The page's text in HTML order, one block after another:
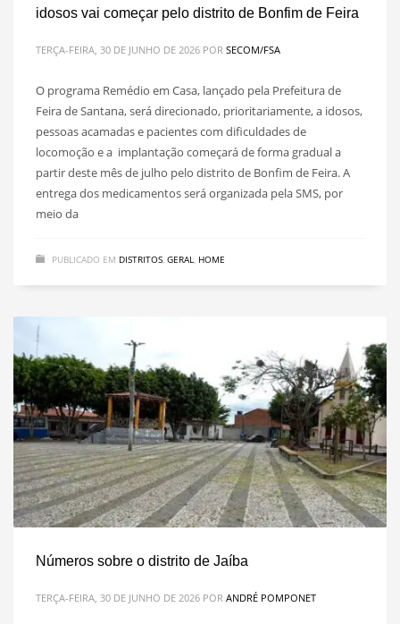
idosos vai começar pelo distrito de Bonfim de Feira
TERÇA-FEIRA, 30 DE JUNHO DE 2026 POR SECOM/FSA
O programa Remédio em Casa, lançado pela Prefeitura de
Feira de Santana, será direcionado, prioritariamente, a idosos,
pessoas acamadas e pacientes com dificuldades de
locomoção e a implantação começará de forma gradual a
partir deste mês de julho pelo distrito de Bonfim de Feira. A
entrega dos medicamentos será organizada pela SMS, por
meio da
PUBLICADO EM DISTRITOS, GERAL, HOME
Números sobre o distrito de Jaíba
TERÇA-FEIRA, 30 DE JUNHO DE 2026 POR ANDRÉ POMPONET